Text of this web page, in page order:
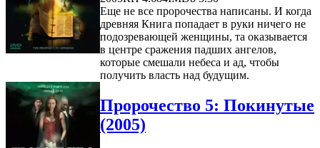
Еще не все пророчества написаны. И когда
древняя Книга попадает в руки ничего не
подозревающей женщины, та оказывается
в центре сражения падших ангелов,
которые смешали небеса и ад, чтобы
получить власть над будущим.
Пророчество 5: Покинутые
(2005)